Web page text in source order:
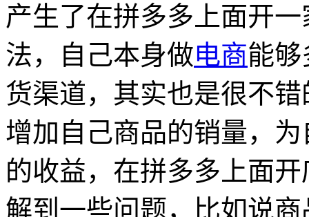
产生了在拼多多上面开
法，自己本身做电商能
货渠道，其实也是很不
增加自己商品的销量，
的收益，在拼多多上面
解到一些问题，比如说